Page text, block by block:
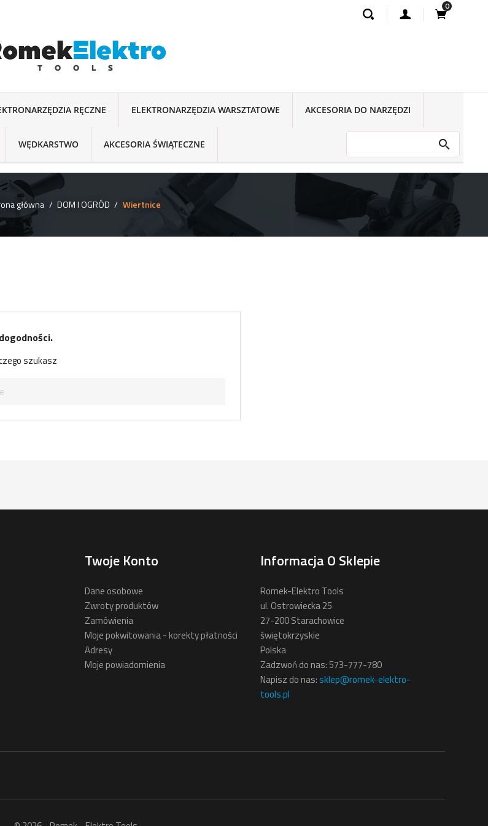
0
RĘCZNE ELEKTRONARZĘDZIA WARSZTATOWE AKCESORIA DO NARZĘDZI
WĘDKARSTWO AKCESORIA ŚWIĄTECZNE
główna DOM I OGRÓD Wiertnice
szukasz
Twoje Konto
Dane osobowe
Zwroty produktów
Zamówienia
Moje pokwitowania - korekty płatności
Adresy
Moje powiadomienia
Informacja O Sklepie
Romek-Elektro Tools
ul. Ostrowiecka 25
27-200 Starachowice
świętokrzyskie
Polska
Zadzwoń do nas: 573-777-780
Napisz do nas: sklep@romek-elektro-
tools.pl